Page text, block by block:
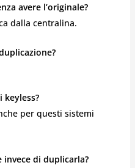
avere l’originale?
dalla centralina.
per questi sistemi
invece di duplicarla?